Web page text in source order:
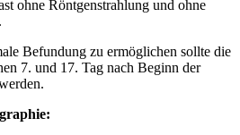
ohne Röntgenstrahlung und ohne
Befundung zu ermöglichen sollte die
7. und 17. Tag nach Beginn der